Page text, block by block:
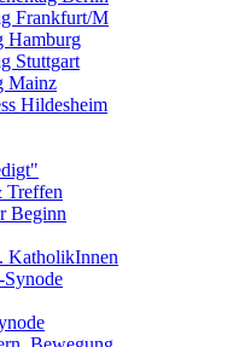
Frankfurt/M
Hamburg
Stuttgart
Mainz
Hildesheim
Treffen
Beginn
KatholikInnen